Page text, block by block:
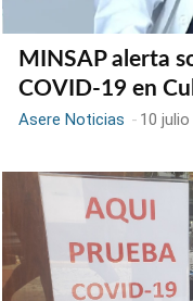
MINSAP alerta
COVID-19 en
Asere Noticias - 10